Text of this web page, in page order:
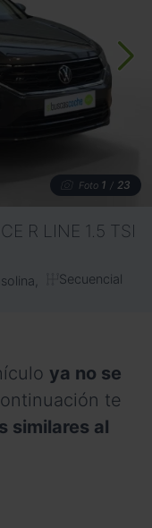
Foto 1 / 23
R LINE 1.5 TSI
Secuencial
ya no se
te
similares al